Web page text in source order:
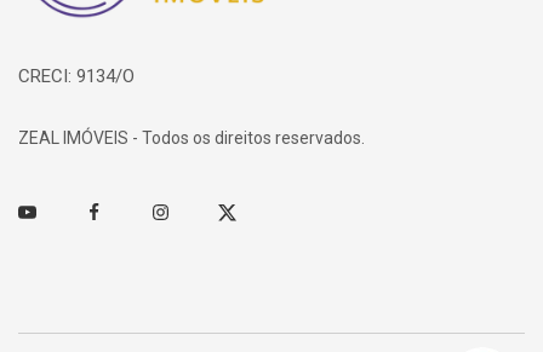
CRECI: 9134/O
ZEAL IMÓVEIS - Todos os direitos reservados.
Youtube FacebookInstagramTwitter